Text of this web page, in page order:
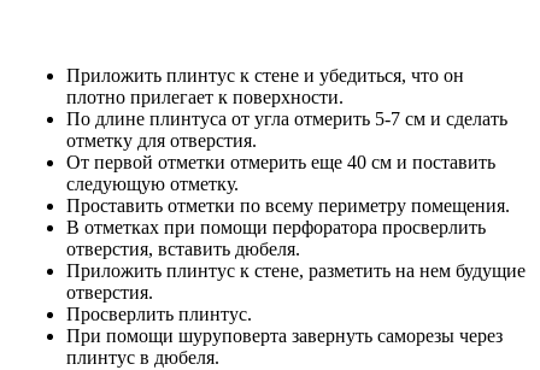
Приложить плинтус к стене и убедиться, что он
плотно прилегает к поверхности.
По длине плинтуса от угла отмерить 5-7 см и сделать
отметку для отверстия.
От первой отметки отмерить еще 40 см и поставить
следующую отметку.
Проставить отметки по всему периметру помещения.
В отметках при помощи перфоратора просверлить
отверстия, вставить дюбеля.
Приложить плинтус к стене, разметить на нем будущие
отверстия.
Просверлить плинтус.
При помощи шуруповерта завернуть саморезы через
плинтус в дюбеля.